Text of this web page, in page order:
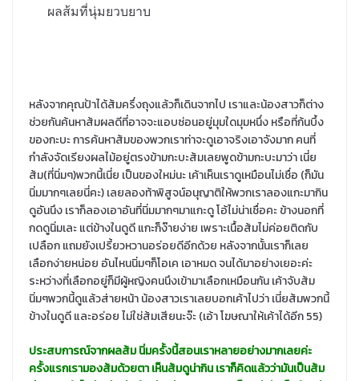
ผลส้มที่นุ่มยวบยาบ
หลังจากคุณป้าได้ส้มครึ่งถุงแล้วก็เดินจากไป เราและน้องสาวก็ต่าง
ช่วยกันค้นหาส้มผลดีที่อาจจะแอบซ่อนอยู่มุมใดมุมหนึ่ง หรือที่ก้นบึ้ง
ของกะบะ การค้นหาส้มของพวกเราท่าจะดูเอาจริงเอาจังมาก คนที่
กำลังจัดเรียงผลไม้อยู่ตรงข้ามกะบะส้มเลยพูดข้ามกะบะมาว่า เนี่ย
ส้ม(ที่นิ่มๆ)พวกนี้เนี่ย เป็นของใหม่นะ เค้าเห็นเราดูเหมือนไม่เชื่อ (ก็มัน
นิ่มมากๆเลยนี่คะ) เลยลองท้าพิสูจน์อนุญาติให้พวกเราลองแกะมากิน
ดูอันนึง เราก็ลองเอาอันที่นิ่มมากๆมาแกะดู โอ้ไม่น่าเชื่อคะ ข้างนอกที่
กดดูนิ่มเละ แต่ข้างในดูดี แกะก็ง๊ายง่าย เพราะเนื้อส้มไม่ค่อยติดกับ
เปลือก แถมยังเปรี้ยวหวานอร่อยดีอีกด้วย หลังจากนั้นเราก็เลย
เลือกง่ายหน่อย อันไหนนิ่มๆก็โอเค เอาหมด จนได้มาอย่างเยอะค่ะ
ระหว่างที่เลือกอยู่ก็มีผู้หญิงคนนึงเข้ามาเลือกเหมือนกัน เค้าจับส้ม
นิ่มๆพวกนี้ดูแล้วส่ายหน้า น้องสาวเราเลยบอกเค้าไปว่า เนี่ยส้มพวกนี้
ข้างในดูดี และอร่อย ไม่ใช่ส้มเสียนะจ๊ะ (เอ้า โฆษณาให้เค้าได้อีก 55)
ประสบการณ์จากผลส้ม นิ่มครั้งนี้สอนเราหลายอย่างมากเลยค่ะ
ครั้งแรกเรามองส้มด้วยตา เห็นส้มดูน่ากิน เราก็คิดแล้วว่ามันเป็นส้ม